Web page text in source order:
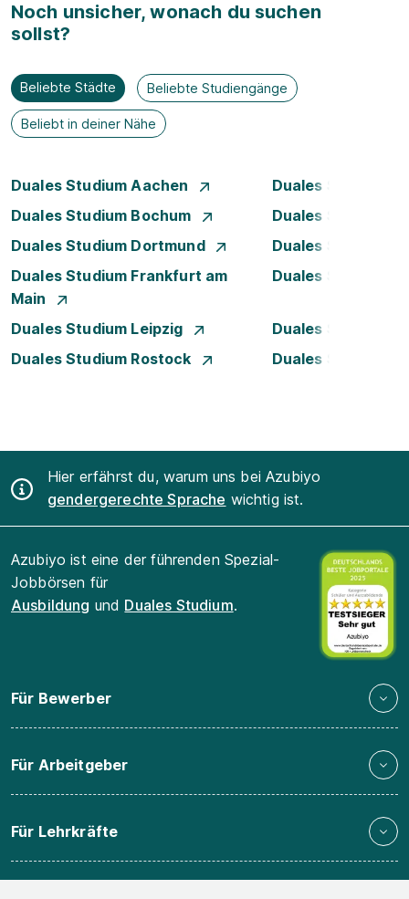
Noch unsicher, wonach du suchen
sollst?
Beliebte Städte Beliebte Studiengänge
Beliebt in deiner Nähe
Duales Studium Aachen
Duales Studium
Duales Studium Bochum
Duales Studium
Duales Studium Dortmund
Duales Studium
Duales Studium Frankfurt am
Main
Duales Studium
Duales Studium Leipzig
Duales Studium
Duales Studium Rostock
Duales Studium
Hier erfährst du, warum uns bei Azubiyo
gendergerechte Sprache wichtig ist.
Azubiyo ist eine der führenden Spezial-
Jobbörsen für
Ausbildung und Duales Studium.
Für Bewerber
Für Arbeitgeber
Für Lehrkräfte